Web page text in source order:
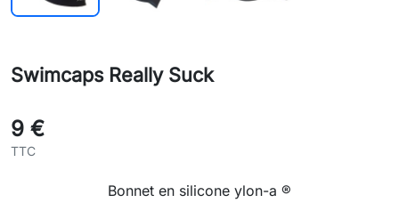
Swimcaps Really Suck
9 €
TTC
Bonnet en silicone ylon-a ®